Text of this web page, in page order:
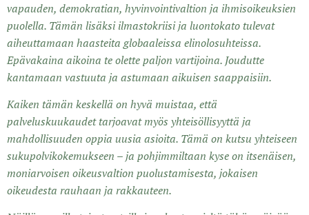
vapauden, demokratian, hyvinvointivaltion ja ihmisoikeuksien
puolella. Tämän lisäksi ilmastokriisi ja luontokato tulevat
aiheuttamaan haasteita globaaleissa elinolosuhteissa.
Epävakaina aikoina te olette paljon vartijoina. Joudutte
kantamaan vastuuta ja astumaan aikuisen saappaisiin.
Kaiken tämän keskellä on hyvä muistaa, että
palveluskuukaudet tarjoavat myös yhteisöllisyyttä ja
mahdollisuuden oppia uusia asioita. Tämä on kutsu yhteiseen
sukupolvikokemukseen – ja pohjimmiltaan kyse on itsenäisen,
moniarvoisen oikeusvaltion puolustamisesta, jokaisen
oikeudesta rauhaan ja rakkauteen.